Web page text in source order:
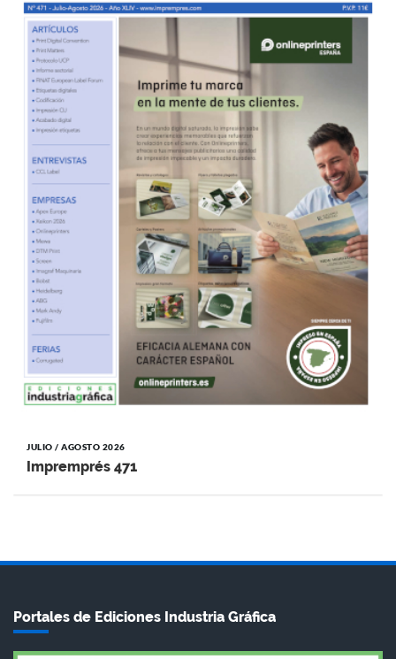
JULIO / AGOSTO 2026
Impremprés 471
Portales de Ediciones Industria Gráfica